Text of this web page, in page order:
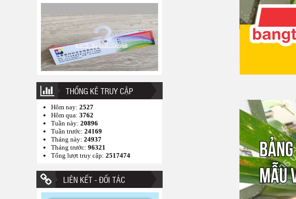
Bảng treo mẫu vải Best Pacific
Bảng treo mẫu vải Công ty DF Vina
THỐNG KÊ TRUY CẬP
Hôm nay: 2527
Hôm qua: 3762
Tuần này: 20896
Tuần trước: 24169
Tháng này: 24937
Tháng trước: 96321
Tổng lượt truy cập: 2517474
LIÊN KẾT - ĐỐI TÁC